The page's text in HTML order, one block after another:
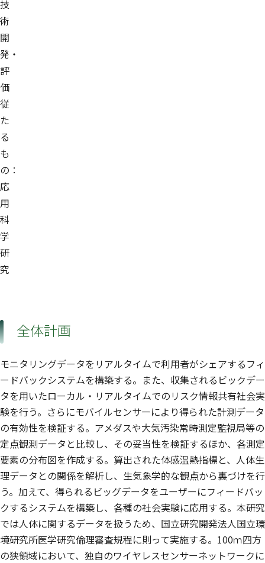
技
術
開
発・
評
価
従
た
る
も
の：
応
用
科
学
研
究
全体計画
モニタリングデータをリアルタイムで利用者がシェアするフィ
ードバックシステムを構築する。また、収集されるビックデー
タを用いたローカル・リアルタイムでのリスク情報共有社会実
験を行う。さらにモバイルセンサーにより得られた計測データ
の有効性を検証する。アメダスや大気汚染常時測定監視局等の
定点観測データと比較し、その妥当性を検証するほか、各測定
要素の分布図を作成する。算出された体感温熱指標と、人体生
理データとの関係を解析し、生気象学的な観点から裏づけを行
う。加えて、得られるビッグデータをユーザーにフィードバッ
クするシステムを構築し、各種の社会実験に応用する。本研究
では人体に関するデータを扱うため、国立研究開発法人国立環
境研究所医学研究倫理審査規程に則って実施する。100ｍ四方
の狭領域において、独自のワイヤレスセンサーネットワークに